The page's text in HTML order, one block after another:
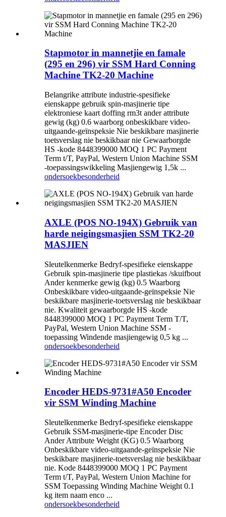
Stapmotor in mannetjie en famale
(295 en 296) vir SSM Hard Conning
Machine TK2-20 Machine
Belangrike attribute industrie-spesifieke
eienskappe gebruik spin-masjinerie tipe
elektroniese kaart doffing rm3t ander attribute
gewig (kg) 0.6 waarborg onbeskikbare video-
uitgaande-geïnspeksie Nie beskikbare masjinerie
toetsverslag nie beskikbaar nie Gewaarborgde
HS -kode 8448399000 MOQ 1 PC Payment
Term t/T, PayPal, Western Union Machine SSM
-toepassingswikkeling Masjiengewig 1,5k ...
ondersoekbesonderheid
AXLE (POS NO-194X) Gebruik van
harde neigingsmasjien SSM TK2-20
MASJIEN
Sleutelkenmerke Bedryf-spesifieke eienskappe
Gebruik spin-masjinerie tipe plastiekas /skuifbout
Ander kenmerke gewig (kg) 0.5 Waarborg
Onbeskikbare video-uitgaande-geïnspeksie Nie
beskikbare masjinerie-toetsverslag nie beskikbaar
nie. Kwaliteit gewaarborgde HS -kode
8448399000 MOQ 1 PC Payment Term T/T,
PayPal, Western Union Machine SSM -
toepassing Windende masjiengewig 0,5 kg ...
ondersoekbesonderheid
Encoder HEDS-9731#A50 Encoder
vir SSM Winding Machine
Sleutelkenmerke Bedryf-spesifieke eienskappe
Gebruik SSM-masjinerie-tipe Encoder Disc
Ander Attribute Weight (KG) 0.5 Waarborg
Onbeskikbare video-uitgaande-geïnspeksie Nie
beskikbare masjinerie-toetsverslag nie beskikbaar
nie. Kode 8448399000 MOQ 1 PC Payment
Term t/T, PayPal, Western Union Machine for
SSM Toepassing Winding Machine Weight 0.1
kg item naam enco ...
ondersoekbesonderheid